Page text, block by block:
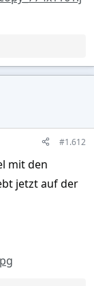
#1.612
mit den
jetzt auf der